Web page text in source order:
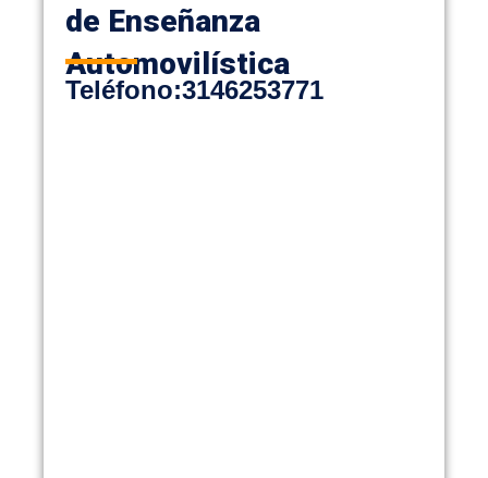
de Enseñanza
Automovilística
Teléfono:3146253771